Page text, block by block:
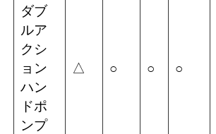
ダブ
ルア
クシ
ョン
ハン
ドポ
ンプ
△ ○ ○ ○